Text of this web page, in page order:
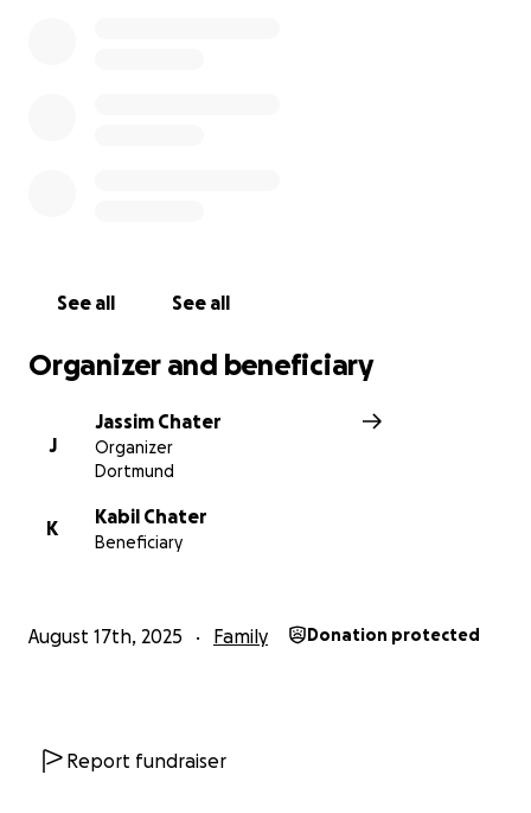
See all See all
Organizer and beneficiary
J
Jassim Chater
Organizer
Dortmund
K
Kabil Chater
Beneficiary
August 17th, 2025 Family Donation protected
Report fundraiser